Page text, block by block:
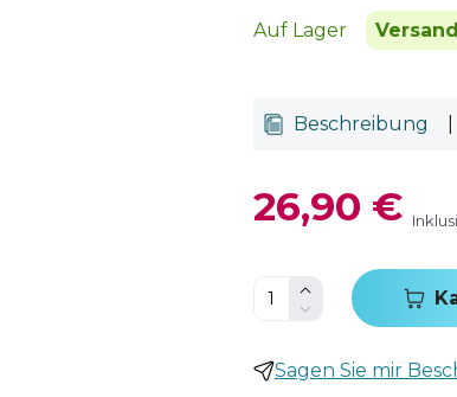
Auf Lager
Beschreibung
26,90 €
Sagen Sie mir